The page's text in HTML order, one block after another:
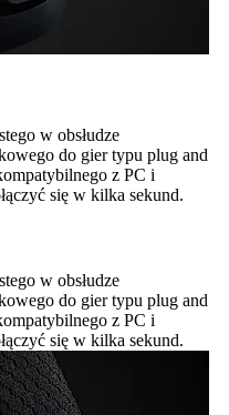
w obsłudze
do gier typu plug and
z PC i
się w kilka sekund.
w obsłudze
do gier typu plug and
z PC i
się w kilka sekund.